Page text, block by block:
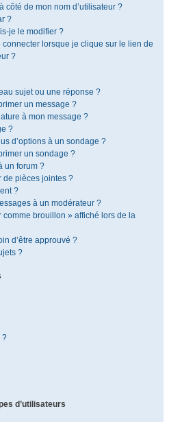
côté de mon nom d’utilisateur ?
?
je le modifier ?
connecter lorsque je clique sur le lien de
?
sujet ou une réponse ?
un message ?
à mon message ?
?
d’options à un sondage ?
un sondage ?
un forum ?
de pièces jointes ?
?
à un modérateur ?
brouillon » affiché lors de la
d’être approuvé ?
?
?
d’utilisateurs